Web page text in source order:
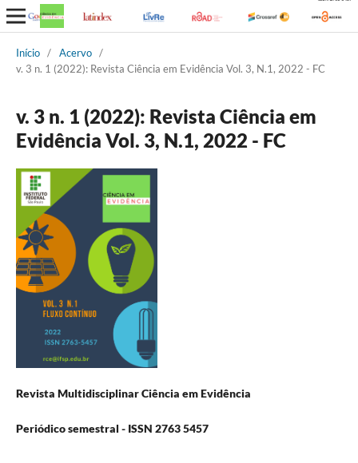
Início / Acervo /
v. 3 n. 1 (2022): Revista Ciência em Evidência Vol. 3, N.1, 2022 - FC
v. 3 n. 1 (2022): Revista Ciência em
Evidência Vol. 3, N.1, 2022 - FC
Revista Multidisciplinar Ciência em Evidência
Periódico semestral - ISSN 2763 5457